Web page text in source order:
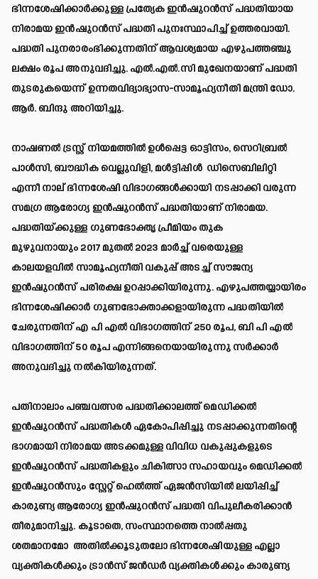
ഭിന്നശേഷിക്കാർക്കുള്ള പ്രത്യേക ഇൻഷുറൻസ് പദ്ധതിയായ
നിരാമയ ഇൻഷുറൻസ് പദ്ധതി പുനഃസ്ഥാപിച്ച് ഉത്തരവായി.
പദ്ധതി പുനരാരംഭിക്കുന്നതിന് ആവശ്യമായ എഴുപത്തഞ്ചു
ലക്ഷം രൂപ അനുവദിച്ചു. എൽ.എൽ.സി മുഖേനയാണ് പദ്ധതി
തുടരുകയെന്ന് ഉന്നതവിദ്യാഭ്യാസ-സാമൂഹ്യനീതി മന്ത്രി ഡോ.
ആർ. ബിന്ദു അറിയിച്ചു.
നാഷണൽ ട്രസ്റ്റ് നിയമത്തിൽ ഉൾപ്പെട്ട ഓട്ടിസം, സെറിബ്രൽ
പാൾസി, ബൗദ്ധിക വെല്ലുവിളി, മൾട്ടിപ്പിൾ ഡിസെബിലിറ്റി
എന്നീ നാല് ഭിന്നശേഷി വിഭാഗങ്ങൾക്കായി നടപ്പാക്കി വരുന്ന
സമഗ്ര ആരോഗ്യ ഇൻഷുറൻസ് പദ്ധതിയാണ് നിരാമയ.
പദ്ധതിയ്ക്കുള്ള ഗുണഭോക്തൃ പ്രീമിയം തുക
മുഴുവനായും 2017 മുതൽ 2023 മാർച്ച് വരെയുള്ള
കാലയളവിൽ സാമൂഹ്യനീതി വകുപ്പ് അടച്ച് സൗജന്യ
ഇൻഷുറൻസ് പരിരക്ഷ ഉറപ്പാക്കിയിരുന്നു. എഴുപത്തയ്യായിരം
ഭിന്നശേഷിക്കാർ ഗുണഭോക്താക്കളായിരുന്ന പദ്ധതിയിൽ
ചേരുന്നതിന് എ പി എൽ വിഭാഗത്തിന് 250 രൂപ, ബി പി എൽ
വിഭാഗത്തിന് 50 രൂപ എന്നിങ്ങനെയായിരുന്നു സർക്കാർ
അനുവദിച്ചു നൽകിയിരുന്നത്.
പതിനാലാം പഞ്ചവത്സര പദ്ധതിക്കാലത്ത് മെഡിക്കൽ
ഇൻഷുറൻസ് പദ്ധതികൾ ഏകോപിപ്പിച്ചു നടപ്പാക്കുന്നതിന്റെ
ഭാഗമായി നിരാമയ അടക്കമുള്ള വിവിധ വകുപ്പുകളുടെ
ഇൻഷുറൻസ് പദ്ധതികളും ചികിത്സാ സഹായവും മെഡിക്കൽ
ഇൻഷുറൻസും സ്റ്റേറ്റ് ഹെൽത്ത് ഏജൻസിയിൽ ലയിപ്പിച്ച്
കാരുണ്യ ആരോഗ്യ ഇൻഷുറൻസ് പദ്ധതി വിപുലീകരിക്കാൻ
തീരുമാനിച്ചു. കൂടാതെ, സംസ്ഥാനത്തെ നാൽപ്പതു
ശതമാനമോ അതിൽക്കൂടുതലോ ഭിന്നശേഷിയുള്ള എല്ലാ
വ്യക്തികൾക്കും ട്രാൻസ് ജൻഡർ വ്യക്തികൾക്കും കാരുണ്യ